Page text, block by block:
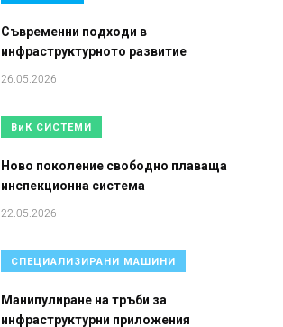
Съвременни подходи в
инфраструктурното развитие
26.05.2026
ВиК СИСТЕМИ
Ново поколение свободно плаваща
инспекционна система
22.05.2026
СПЕЦИАЛИЗИРАНИ МАШИНИ
Манипулиране на тръби за
инфраструктурни приложения